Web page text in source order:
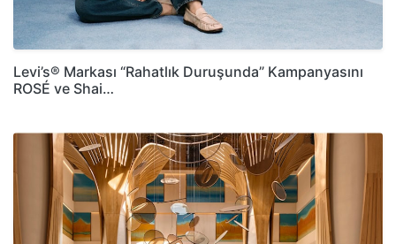
Levi’s® Markası “Rahatlık Duruşunda” Kampanyasını
ROSÉ ve Shai…